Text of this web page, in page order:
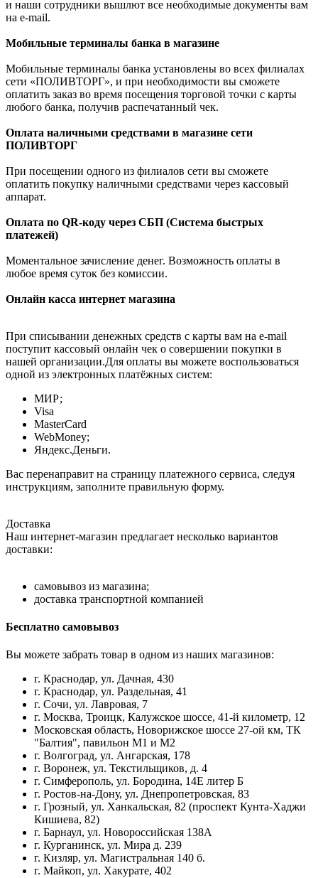
и наши сотрудники вышлют все необходимые документы вам
на e-mail.
Мобильные терминалы банка в магазине
Мобильные терминалы банка установлены во всех филиалах
сети «ПОЛИВТОРГ», и при необходимости вы сможете
оплатить заказ во время посещения торговой точки с карты
любого банка, получив распечатанный чек.
Оплата наличными средствами в магазине сети
ПОЛИВТОРГ
При посещении одного из филиалов сети вы сможете
оплатить покупку наличными средствами через кассовый
аппарат.
Оплата по QR-коду через СБП (Система быстрых
платежей)
Моментальное зачисление денег. Возможность оплаты в
любое время суток без комиссии.
Онлайн касса интернет магазина
При списывании денежных средств с карты вам на e-mail
поступит кассовый онлайн чек о совершении покупки в
нашей организации.Для оплаты вы можете воспользоваться
одной из электронных платёжных систем:
МИР;
Visa
MasterCard
WebMoney;
Яндекс.Деньги.
Вас перенаправит на страницу платежного сервиса, следуя
инструкциям, заполните правильную форму.
Доставка
Наш интернет-магазин предлагает несколько вариантов
доставки:
самовывоз из магазина;
доставка транспортной компанией
Бесплатно самовывоз
Вы можете забрать товар в одном из наших магазинов:
г. Краснодар, ул. Дачная, 430
г. Краснодар, ул. Раздельная, 41
г. Сочи, ул. Лавровая, 7
г. Москва, Троицк, Калужское шоссе, 41-й километр, 12
Московская область, Новорижское шоссе 27-ой км, ТК
"Балтия", павильон М1 и М2
г. Волгоград, ул. Ангарская, 178
г. Воронеж, ул. Текстильщиков, д. 4
г. Симферополь, ул. Бородина, 14Е литер Б
г. Ростов-на-Дону, ул. Днепропетровская, 83
г. Грозный, ул. Ханкальская, 82 (проспект Кунта-Хаджи
Кишиева, 82)
г. Барнаул, ул. Новороссийская 138А
г. Курганинск, ул. Мира д. 239
г. Кизляр, ул. Магистральная 140 б.
г. Майкоп, ул. Хакурате, 402